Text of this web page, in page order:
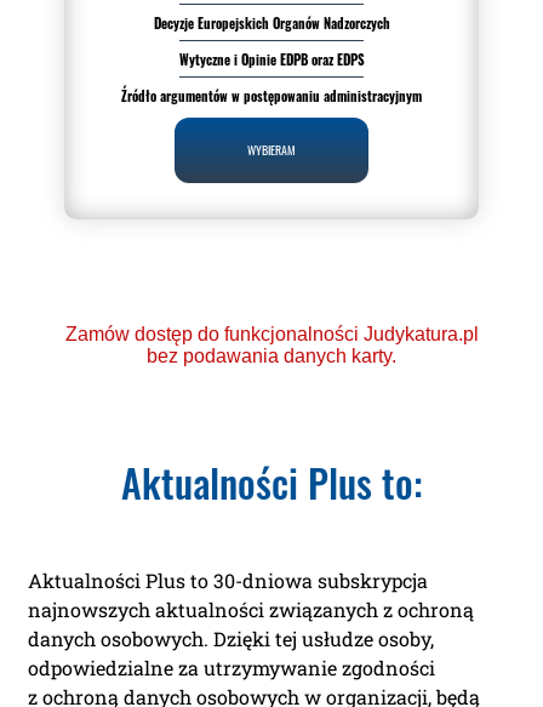
Decyzje Europejskich Organów Nadzorczych
Wytyczne i Opinie EDPB oraz EDPS
Źródło argumentów w postępowaniu administracyjnym
WYBIERAM
Zamów dostęp do funkcjonalności Judykatura.pl
bez podawania danych karty.
Ponad 2000 orzeczeń
Osobowych (RODO).
Codzienna aktualizacja
bazy orzeczeń.
Aktualności Plus to:
Aktualności Plus to 30-dniowa subskrypcja
najnowszych aktualności związanych z ochroną
danych osobowych. Dzięki tej usłudze osoby,
odpowiedzialne za utrzymywanie zgodności
z ochroną danych osobowych w organizacji, będą